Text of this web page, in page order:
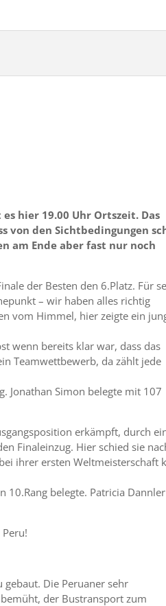
hier 19.00 Uhr Ortszeit. Das
von den Sichtbedingungen
am Ende aber fast nur noch
der Besten den 6.Platz. Für
– wir haben alles richtig
vom Himmel, hier zeigte ein
wenn bereits klar war, dass das
Teamwettbewerb, da zählt jede
Jonathan Simon belegte mit 107
erkämpft, durch
Finaleinzug. Hier schied sie
ihrer ersten Weltmeisterschaft
10.Rang belegte. Patricia Dannler
Die Peruaner sehr
der Bustransport zum